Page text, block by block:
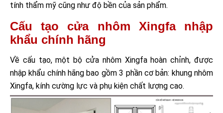
tính thẩm mỹ cũng như độ bền của sản phẩm.
Cấu tạo cửa nhôm Xingfa nhập
khẩu chính hãng
Về cấu tạo, một bộ cửa nhôm Xingfa hoàn chỉnh, được
nhập khẩu chính hãng bao gồm 3 phần cơ bản: khung nhôm
Xingfa, kính cường lực và phụ kiện chất lượng cao.